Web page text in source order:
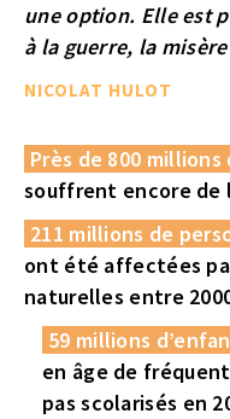
une option. Elle est
à la guerre, la
NICOLAT HULOT
Près de 800 millions
souffrent encore de
211 millions de
ont été affectées
naturelles entre
59 millions
en âge de
pas scolarisés en